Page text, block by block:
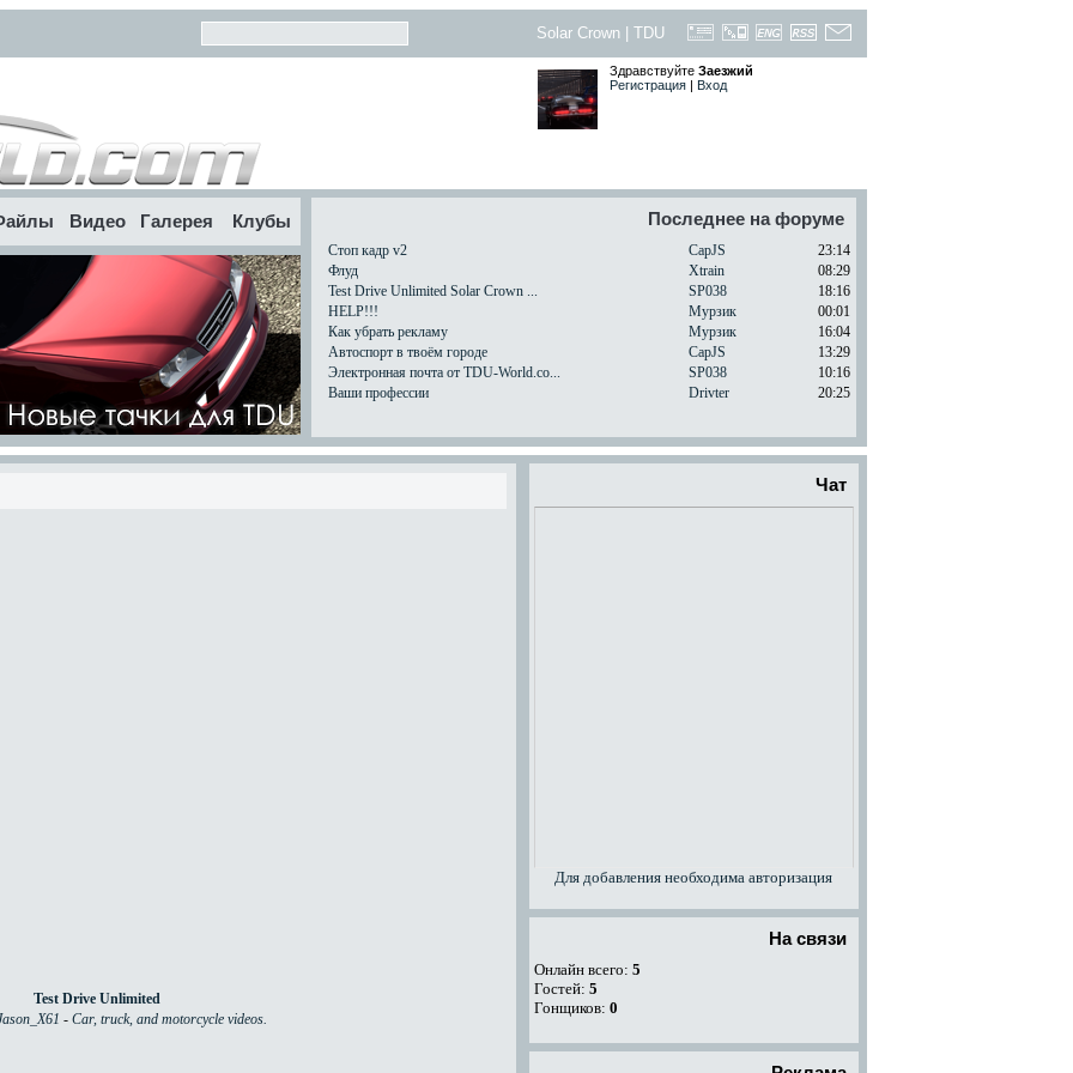
Solar Crown TDU
Здравствуйте Заезжий
Регистрация | Вход
Видео Галерея Клубы Последнее на форуме
Стоп кадр v2 CapJS
23:14
Флуд
Xtrain
08:29
Test Drive Unlimited Solar Crown ...
SP038
18:16
HELP!!!
Мурзик
00:01
Как убрать рекламу
Мурзик
16:04
Автоспорт в твоём городе
CapJS
13:29
Электронная почта от TDU-World.co...
SP038
10:16
Ваши профессии
Drivter 20:25
Test Drive Unlimited
- Car, truck, and motorcycle videos.
Чат
Для добавления необходима авторизация
На связи
Онлайн всего: 5
Гостей: 5
Гонщиков: 0